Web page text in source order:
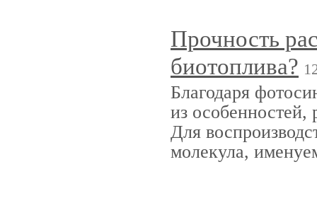
Прочность
биотоплива?
Благодаря
из
Для
молекула,